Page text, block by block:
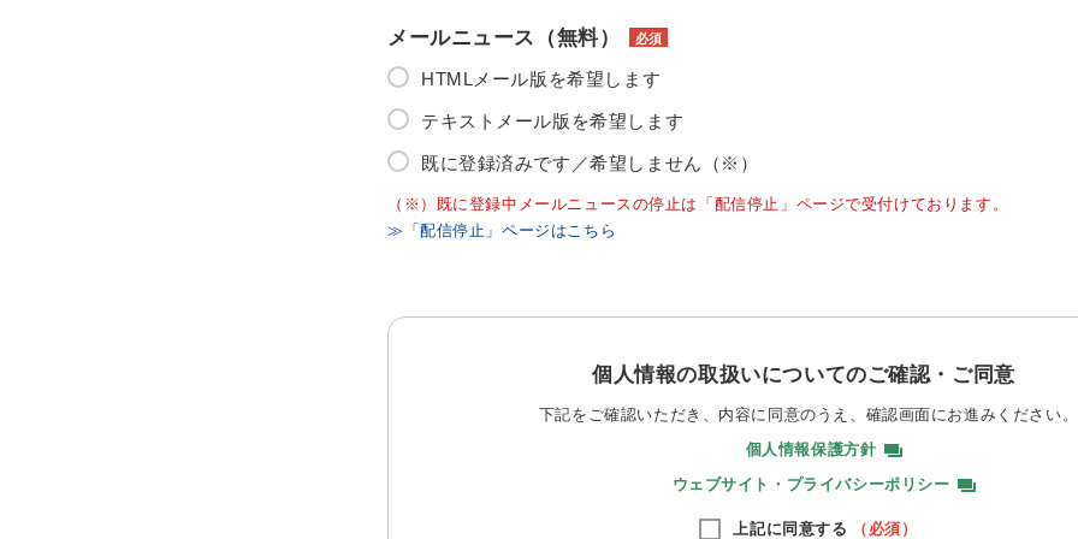
メールニュース（無料） 必須
HTMLメール版を希望します
テキストメール版を希望します
既に登録済みです／希望しません（※）
（※）既に登録中メールニュースの停止は「配信停止」ページで受付けております。
≫「配信停止」ページはこちら
個人情報の取扱いについてのご確認・ご同意
下記をご確認いただき、内容に同意のうえ、 確認画面にお進みください。
個人情報保護方針
ウェブサイト・プライバシーポリシー
上記に同意する （必須）